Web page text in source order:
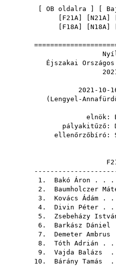
OB oldalra
F21A N21A
F18A N18A
Éjszakai Országos
2021-10-
(Lengyel-
elnök:
pályakitűző:
ellenőrzőbíró:
1. Bakó Áron . .
2. Baumholczer
3. Kovács Ádám .
4. Divin Péter .
5. Zsebeházy
6. Barkász Dániel
7. Demeter Ambrus
8. Tóth Adrián .
9. Vajda Balázs .
10. Bárány Tamás .